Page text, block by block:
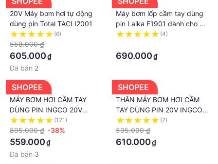
20V Máy bơm hơi tự động
dùng pin Total TACLI2001
(6)
558.000 ₫
605.000₫
Đã bán 2
Máy bơm lốp cầm tay dùng
pin Laika F1901 dành cho xe
hơi - Bảo hành 24 tháng
(4)
690.000₫
SHOPEE
MÁY BƠM HƠI CẦM TAY
DÙNG PIN INGCO 20V
CACLI2001
(121)
895.000 ₫ -38%
559.000₫
Đã bán 3
SHOPEE
THÂN MÁY BƠM HƠI CẦM
TAY DÙNG PIN 20V INGCO
CACLI2001
(7)
595.000 ₫
610.000₫